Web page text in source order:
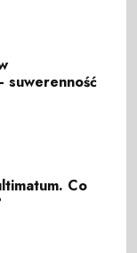
suwerenność
Co